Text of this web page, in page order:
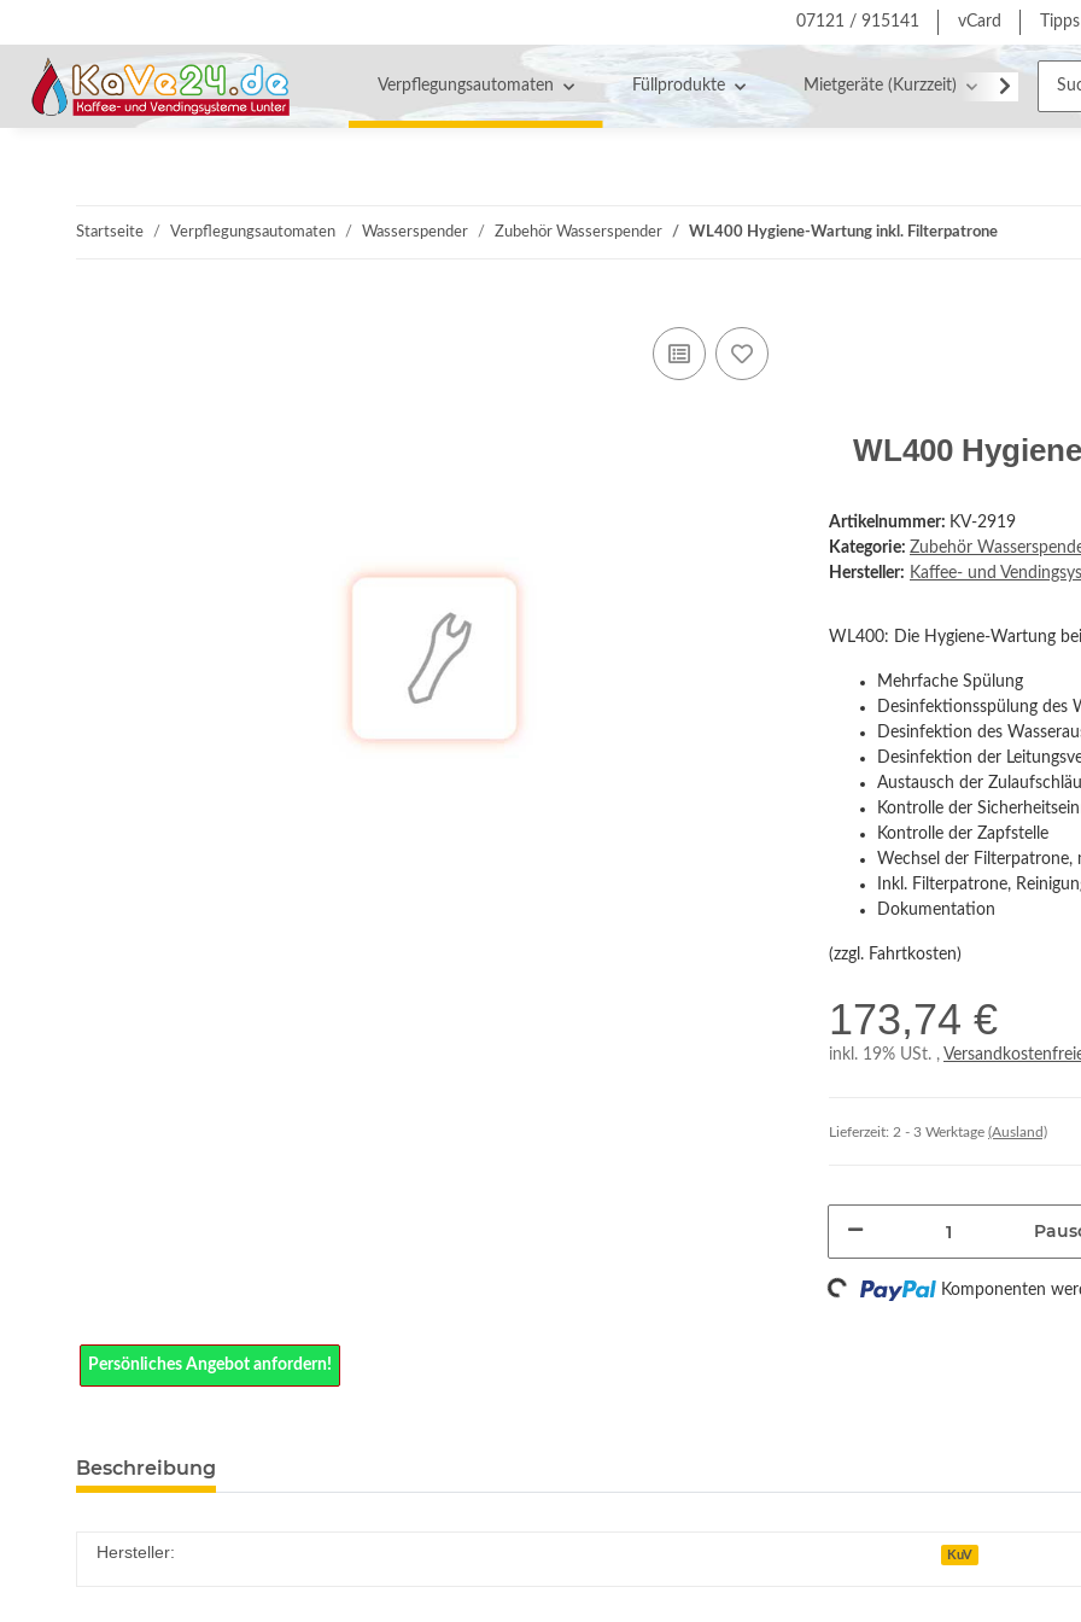
07121 / 915141 vCard Tipps
Verpflegungsautomaten Füllprodukte Mietgeräte (Kurzzeit)
Startseite Verpflegungsautomaten Wasserspender Zubehör Wasserspender WL400 Hygiene-Wartung inkl. Filterpatrone
WL400
Artikelnummer: KV-2919
Kategorie: Zubehör
Hersteller: Kaffee- und
WL400: Die Hygiene-Wartung
Mehrfache Spülung
Desinfektionsspülung des
Desinfektion des
Desinfektion der
Austausch der
Kontrolle der
Kontrolle der Zapfstelle
Wechsel der Filterpatrone,
Inkl. Filterpatrone,
Dokumentation
(zzgl. Fahrtkosten)
173,74 €
inkl. 19% USt. ,
Lieferzeit: 2 - 3 Werktage (Ausland)
Loading... Komponenten
Persönliches Angebot anfordern!
Beschreibung
Hersteller: KuV